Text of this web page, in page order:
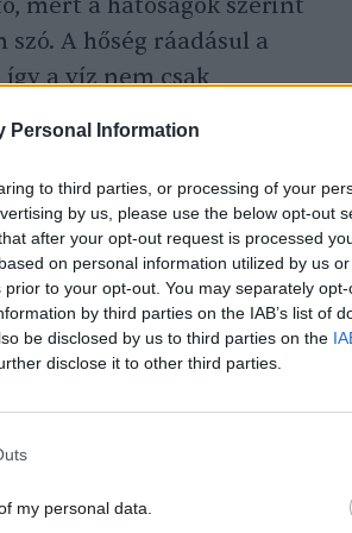
Personal Information
to third parties, or processing of your
by us, please use the below opt-out
after your opt-out request is processed
on personal information utilized by us
to your opt-out. You may separately
by third parties on the IAB’s list of
be disclosed by us to third parties on the
disclose it to other third parties.
my personal data.
mert a hatóságok szerint
A hőség ráadásul a
a víz nem csak
támadásokat nem
el.